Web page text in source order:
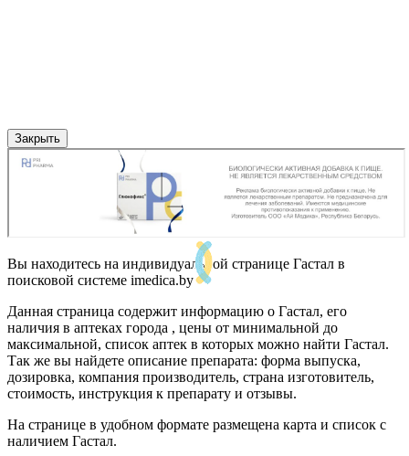
Закрыть
Вы находитесь на индивидуальной странице Гастал в
поисковой системе imedica.by
Данная страница содержит информацию о Гастал, его
наличия в аптеках города , цены от минимальной до
максимальной, список аптек в которых можно найти Гастал.
Так же вы найдете описание препарата: форма выпуска,
дозировка, компания производитель, страна изготовитель,
стоимость, инструкция к препарату и отзывы.
На странице в удобном формате размещена карта и список с
наличием Гастал.